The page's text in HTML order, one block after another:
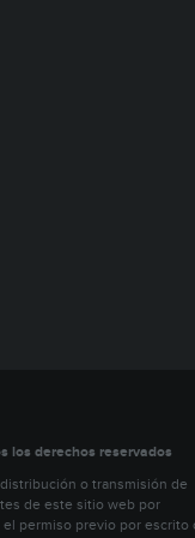
los derechos reservados
o transmisión de
de este sitio web por
permiso previo por escrito